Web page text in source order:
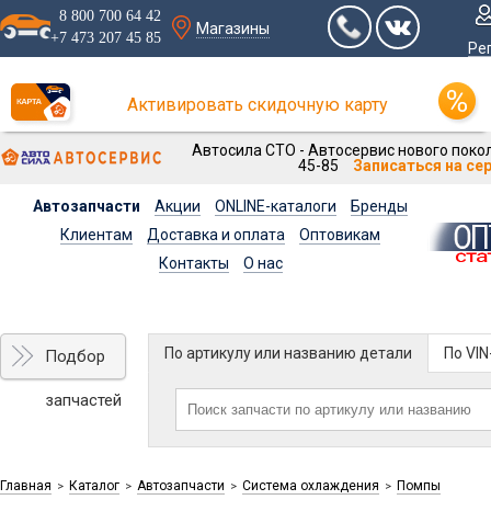
8 800 700 64 42
+7 473 207 45 85
Магазины
Активировать скидочную карту
Автосила СТО - Автосервис нового
45-85
Записаться на
Автозапчасти Акции ONLINE-каталоги
Бренды
Клиентам
Доставка и оплата
Оптовикам
Контакты
О нас
Подбор
запчастей
По артикулу или названию детали По
Главная > Каталог > Автозапчасти > Система охлаждения > Помпы